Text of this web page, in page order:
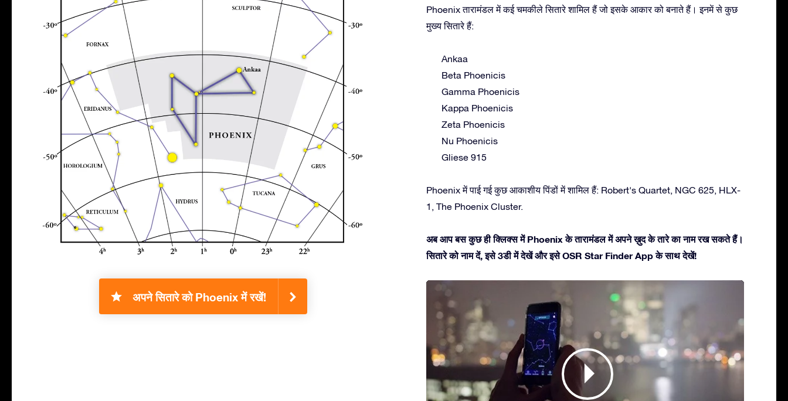
अपने सितारे को Phoenix में रखें!
Phoenix तारामंडल में कई चमकीले सितारे शामिल हैं जो इसके आकार को बनाते हैं। इनमें से कुछ
मुख्य सितारे हैं:
Ankaa
Beta Phoenicis
Gamma Phoenicis
Kappa Phoenicis
Zeta Phoenicis
Nu Phoenicis
Gliese 915
Phoenix में पाई गई कुछ आकाशीय पिंडों में शामिल हैं: Robert's Quartet, NGC 625, HLX-
1, The Phoenix Cluster.
अब आप बस कुछ ही क्लिक्स में Phoenix के तारामंडल में अपने ख़ुद के तारे का नाम रख सकते हैं।
सितारे को नाम दें, इसे 3डी में देखें और इसे OSR Star Finder App के साथ देखें!